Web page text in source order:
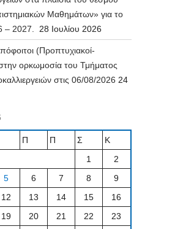
Μαθημάτων» για το
– 2027. 28 Ιουλίου 2026
(Προπτυχιακοί-
ορκωμοσία του Τμήματος
στις 06/08/2026 24
Π Π Σ
Κ
1
2
5 6 7 8
9
12 13 14 15
16
19 20 21 22
23